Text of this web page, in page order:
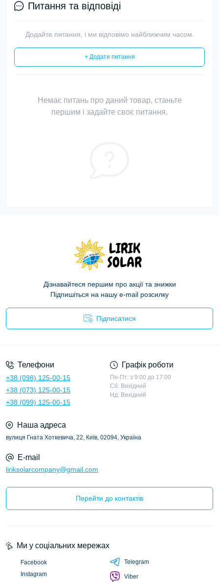
Питання та відповіді
Додайте питання, і ми відповімо найближчим часом.
+ Додати питання
Немає питань про даний товар, станьте
першим і задайте своє питання.
Дізнавайтеся першим про акції та знижки
Підпишіться на нашу e-mail розсилку
Підписатися
Телефони
+38 (098) 125-00-15
+38 (073) 125-00-15
+38 (099) 125-00-15
Графік роботи
Пн-Пт: з 9:00 до 17:00
Сб: Вихідний
Нд: Вихідний
Наша адреса
вулиця Гната Хоткевича, 22, Київ, 02094, Україна
E-mail
liriksolarcompany@gmail.com
Перейти до контактів
Ми у соціальних мережах
Facebook
Instagram
Telegram
Viber